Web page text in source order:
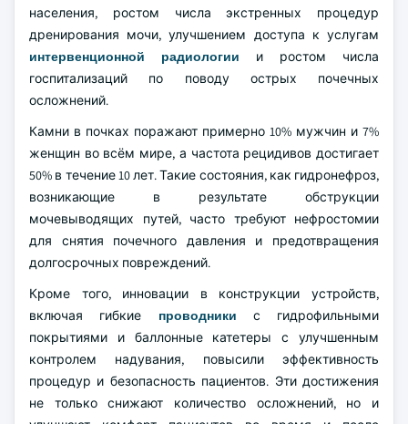
населения, ростом числа экстренных процедур
дренирования мочи, улучшением доступа к услугам
интервенционной радиологии и ростом числа
госпитализаций по поводу острых почечных
осложнений.
Камни в почках поражают примерно 10% мужчин и 7%
женщин во всём мире, а частота рецидивов достигает
50% в течение 10 лет. Такие состояния, как гидронефроз,
возникающие в результате обструкции
мочевыводящих путей, часто требуют нефростомии
для снятия почечного давления и предотвращения
долгосрочных повреждений.
Кроме того, инновации в конструкции устройств,
включая гибкие проводники с гидрофильными
покрытиями и баллонные катетеры с улучшенным
контролем надувания, повысили эффективность
процедур и безопасность пациентов. Эти достижения
не только снижают количество осложнений, но и